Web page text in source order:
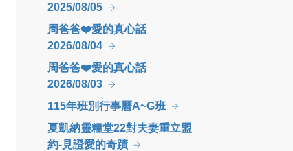
2025/08/05
周爸爸❤️愛的真心話
2026/08/04
周爸爸❤️愛的真心話
2026/08/03
115年班別行事曆A~G班
夏凱納靈糧堂22對夫妻重立盟
約-見證愛的奇蹟